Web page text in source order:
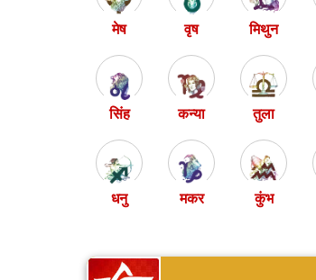
मेष वृष मिथुन
सिंह कन्या तुला
धनु मकर कुंभ